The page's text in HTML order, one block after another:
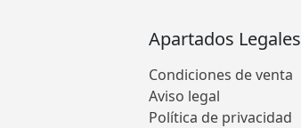
Apartados Legales
Condiciones de venta
Aviso legal
Política de privacidad